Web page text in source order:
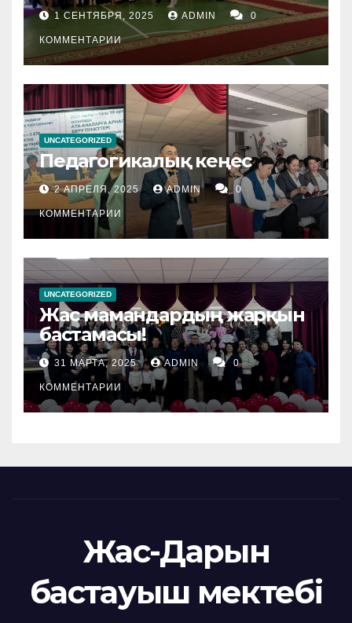
1 СЕНТЯБРЯ, 2025 ADMIN 0
КОММЕНТАРИИ
UNCATEGORIZED
Педагогикалық кеңес
2 АПРЕЛЯ, 2025 ADMIN 0
КОММЕНТАРИИ
UNCATEGORIZED
Жас мамандардың жарқын
бастамасы!
31 МАРТА, 2025 ADMIN 0
КОММЕНТАРИИ
Жас-Дарын
бастауыш мектебі